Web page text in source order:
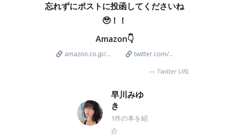
忘れずにポストに投函してくださいね
🥹！！
Amazon👇
amazon.co.jp/...
twitter.com/...
Twitter URL
早川みゆ
き
1件の本を紹
介